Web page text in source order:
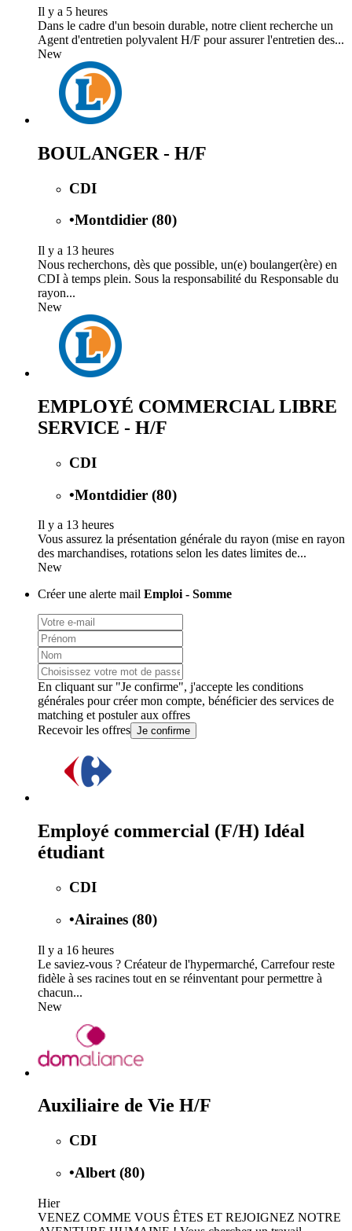
Il y a 5 heures
Dans le cadre d'un besoin durable, notre client recherche un
Agent d'entretien polyvalent H/F pour assurer l'entretien des...
New
BOULANGER - H/F
CDI
•Montdidier (80)
Il y a 13 heures
Nous recherchons, dès que possible, un(e) boulanger(ère) en
CDI à temps plein. Sous la responsabilité du Responsable du
rayon...
New
EMPLOYÉ COMMERCIAL LIBRE
SERVICE - H/F
CDI
•Montdidier (80)
Il y a 13 heures
Vous assurez la présentation générale du rayon (mise en rayon
des marchandises, rotations selon les dates limites de...
New
Créer une alerte mail Emploi - Somme
En cliquant sur "Je confirme", j'accepte les conditions
générales pour créer mon compte, bénéficier des services de
matching et postuler aux offres
Recevoir les offres Je confirme
Employé commercial (F/H) Idéal
étudiant
CDI
•Airaines (80)
Il y a 16 heures
Le saviez-vous ? Créateur de l'hypermarché, Carrefour reste
fidèle à ses racines tout en se réinventant pour permettre à
chacun...
New
Auxiliaire de Vie H/F
CDI
•Albert (80)
Hier
VENEZ COMME VOUS ÊTES ET REJOIGNEZ NOTRE